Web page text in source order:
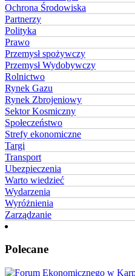
Ochrona Środowiska
Partnerzy
Polityka
Prawo
Przemysł spożywczy
Przemysł Wydobywczy
Rolnictwo
Rynek Gazu
Rynek Zbrojeniowy
Sektor Kosmiczny
Społeczeństwo
Strefy ekonomiczne
Targi
Transport
Ubezpieczenia
Warto wiedzieć
Wydarzenia
Wyróżnienia
Zarządzanie
Polecane